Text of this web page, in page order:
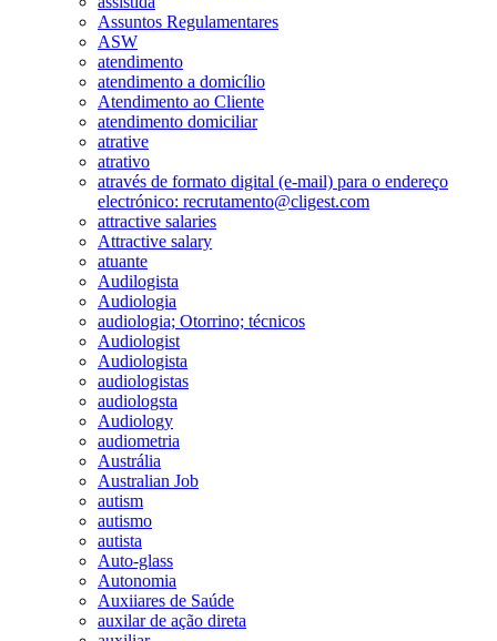
Assuntos Regulamentares
ASW
atendimento
atendimento a domicílio
Atendimento ao Cliente
atendimento domiciliar
atrative
atrativo
através de formato digital (e-mail) para o endereço
electrónico: recrutamento@cligest.com
attractive salaries
Attractive salary
atuante
Audilogista
Audiologia
audiologia; Otorrino; técnicos
Audiologist
Audiologista
audiologistas
audiologsta
Audiology
audiometria
Austrália
Australian Job
autism
autismo
autista
Auto-glass
Autonomia
Auxiiares de Saúde
auxilar de ação direta